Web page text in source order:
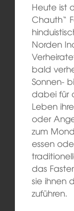
Heute ist
Chauth“
Norden
bald
Sonnen-
dabei für
Leben
oder
zum
essen
das
sie ihnen
zuführen.